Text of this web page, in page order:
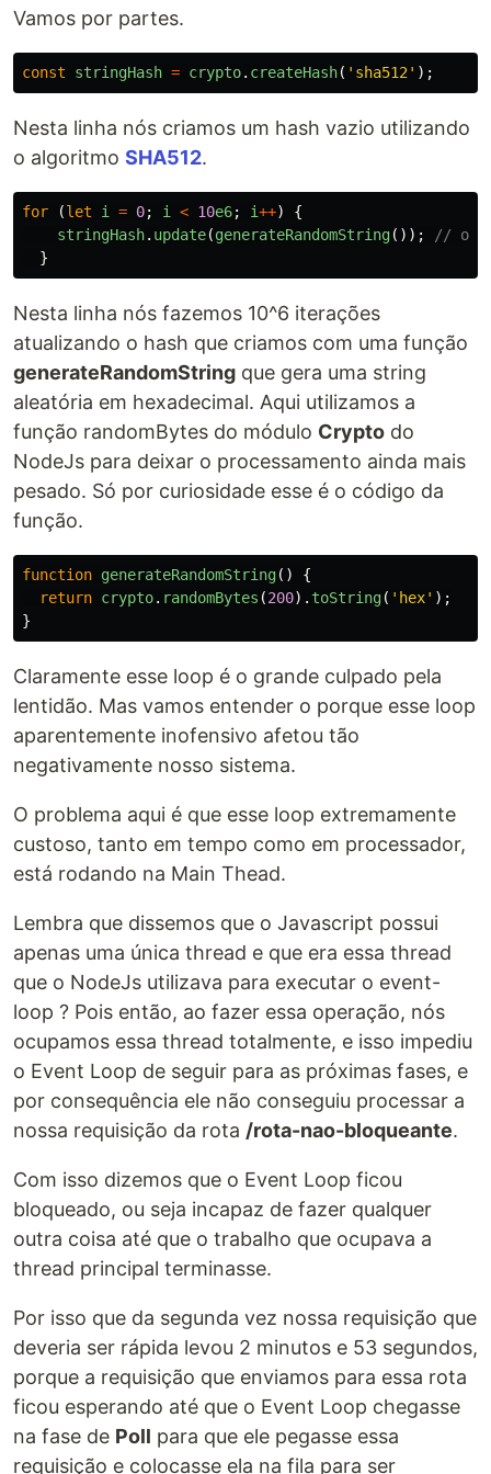
Vamos por partes.
const stringHash = crypto. createHash( ' sha512 ' );
Nesta linha nós criamos um hash vazio utilizando
o algoritmo SHA512.
for (let i = 0; i < 10e6; i++)
{
stringHash. update(generateRandomString());
//
}
Nesta linha nós fazemos 10^6 iterações
atualizando o hash que criamos com uma função
generateRandomString que gera uma string
aleatória em hexadecimal. Aqui utilizamos a
função randomBytes do módulo Crypto do
NodeJs para deixar o processamento ainda mais
pesado. Só por curiosidade esse é o código da
função.
function generateRandomString()
{
return crypto. randomBytes (200). toString( ' hex' );
}
Claramente esse loop é o grande culpado pela
lentidão. Mas vamos entender o porque esse loop
aparentemente inofensivo afetou tão
negativamente nosso sistema.
O problema aqui é que esse loop extremamente
custoso, tanto em tempo como em processador,
está rodando na Main Thead.
Lembra que dissemos que o Javascript possui
apenas uma única thread e que era essa thread
que o NodeJs utilizava para executar o event-
loop ? Pois então, ao fazer essa operação, nós
ocupamos essa thread totalmente, e isso impediu
o Event Loop de seguir para as próximas fases, e
por consequência ele não conseguiu processar a
nossa requisição da rota /rota-nao-bloqueante.
Com isso dizemos que o Event Loop ficou
bloqueado, ou seja incapaz de fazer qualquer
outra coisa até que o trabalho que ocupava a
thread principal terminasse.
Por isso que da segunda vez nossa requisição que
deveria ser rápida levou 2 minutos e 53 segundos,
porque a requisição que enviamos para essa rota
ficou esperando até que o Event Loop chegasse
na fase de Poll para que ele pegasse essa
requisição e colocasse ela na fila para ser